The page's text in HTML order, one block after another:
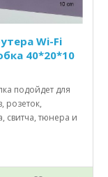
Wi-Fi
40*20*10
подойдет для
розеток,
свитча, тюнера и